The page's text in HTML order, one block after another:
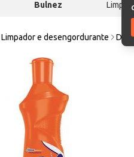
Bulnez
Limpador e desengordurante